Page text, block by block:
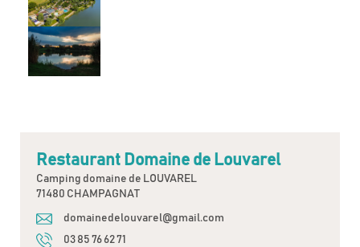
Restaurant Domaine de Louvarel
Camping domaine de LOUVAREL
71480 CHAMPAGNAT
domainedelouvarel@gmail.com
03 85 76 62 71